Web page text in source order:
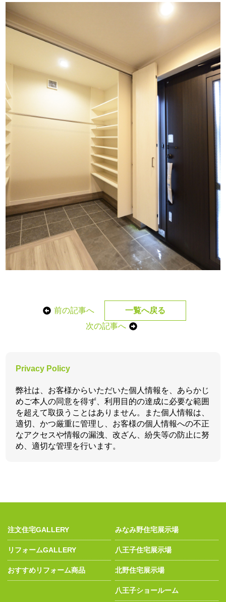
前の記事へ
一覧へ戻る
次の記事へ
Privacy Policy
弊社は、お客様からいただいた個人情報を、あらかじ
めご本人の同意を得ず、利用目的の達成に必要な範囲
を超えて取扱うことはありません。また個人情報は、
適切、かつ厳重に管理し、お客様の個人情報への不正
なアクセスや情報の漏洩、改ざん、紛失等の防止に努
め、適切な管理を行います。
注文住宅GALLERY
リフォームGALLERY
おすすめリフォーム商品
みなみ野住宅展示場
八王子住宅展示場
北野住宅展示場
八王子ショールーム